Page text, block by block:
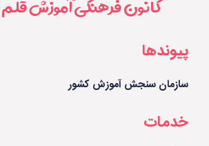
کانون فرهنگی آموزش قلم
پیوندها
سازمان سنجش آموزش کشور
خدمات